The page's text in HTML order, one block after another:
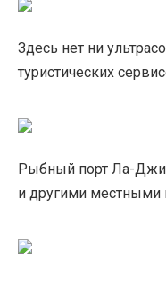
Здесь нет ни
туристических
Рыбный порт Ла-Джи
и другими местными